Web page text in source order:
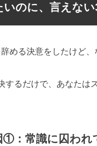
のに、言えない
める決意をしたけど
するだけで、あなたは
①：常識に囚われ